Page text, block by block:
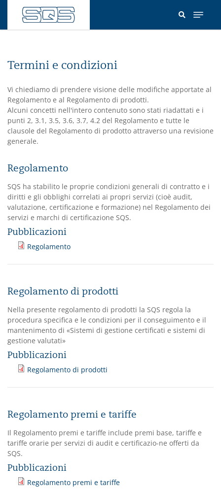
contenuto
Termini e condizioni
Vi chiediamo di prendere visione delle modifiche apportate al
Regolamento e al Regolamento di prodotti.
Alcuni concetti nell'intero contenuto sono stati riadattati e i
punti 2, 3.1, 3.5, 3.6, 3.7, 4.2 del Regolamento e tutte le
clausole del Regolamento di prodotto attraverso una revisione
generale.
Regolamento
SQS ha stabilito le proprie condizioni generali di contratto e i
diritti e gli obblighi correlati ai propri servizi (cioè audit,
valutazione, certificazione e formazione) nel Regolamento dei
servizi e marchi di certificazione SQS.
Pubblicazioni
Regolamento
Regolamento di prodotti
Nella presente regolamento di prodotti la SQS regola la
procedura specifica e le condizioni per il conseguimento e il
mantenimento di «Sistemi di gestione certificati e sistemi di
gestione valutati»
Pubblicazioni
Regolamento di prodotti
Regolamento premi e tariffe
Il Regolamento premi e tariffe include premi base, tariffe e
tariffe orarie per servizi di audit e certificazio-ne offerti da
SQS.
Pubblicazioni
Regolamento premi e tariffe